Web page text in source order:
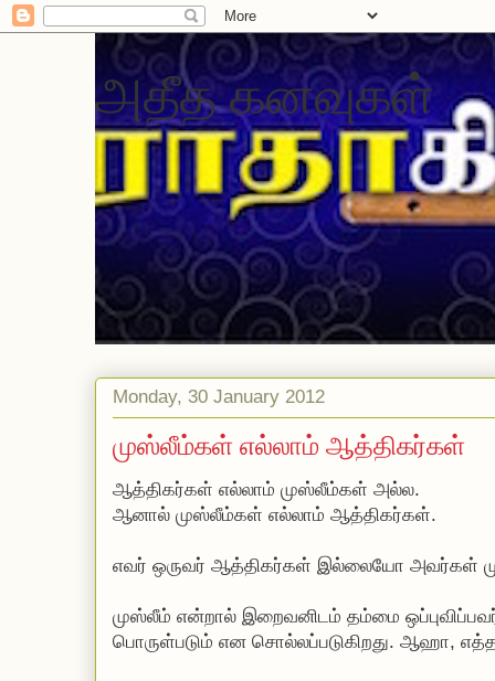
அதீத கனவுகள்
Monday, 30 January 2012
முஸ்லீம்கள் எல்லாம் ஆத்திகர்கள்
ஆத்திகர்கள் எல்லாம் முஸ்லீம்கள் அல்ல.
ஆனால் முஸ்லீம்கள் எல்லாம் ஆத்திகர்கள்.
எவர் ஒருவர் ஆத்திகர்கள் இல்லையோ அவர்கள்
முஸ்லீம் என்றால் இறைவனிடம் தம்மை
பொருள்படும் என சொல்லப்படுகிறது. ஆஹா,